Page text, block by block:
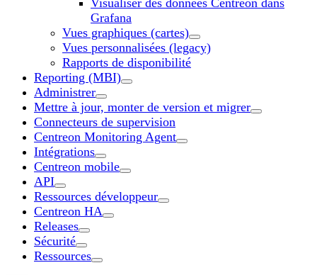
Grafana
Vues graphiques (cartes)
Vues personnalisées (legacy)
Rapports de disponibilité
Reporting (MBI)
Administrer
Mettre à jour, monter de version et migrer
Connecteurs de supervision
Centreon Monitoring Agent
Intégrations
Centreon mobile
API
Ressources développeur
Centreon HA
Releases
Sécurité
Ressources